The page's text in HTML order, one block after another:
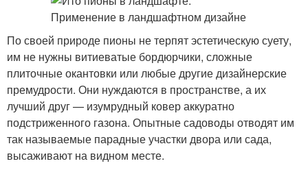
По своей природе пионы не терпят эстетическую суету,
им не нужны витиеватые бордюрчики, сложные
плиточные окантовки или любые другие дизайнерские
премудрости. Они нуждаются в пространстве, а их
лучший друг — изумрудный ковер аккуратно
подстриженного газона. Опытные садоводы отводят им
так называемые парадные участки двора или сада,
высаживают на видном месте.